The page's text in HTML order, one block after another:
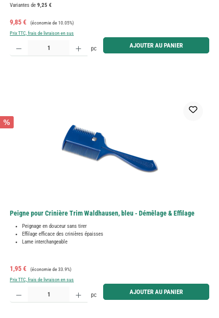
Variantes de 9,25 €
Prix de vente :
9,85 € Prix régulier :
(économie de 10.05%)
Prix TTC, frais de livraison en sus
Quantité de produit : Entrez la quantité souhaitée ou utilisez les boutons pour augmenter ou
pc AJOUTER AU PANIER
%
Peigne pour Crinière Trim Waldhausen, bleu - Démêlage & Effilage
Peignage en douceur sans tirer
Effilage efficace des crinières épaisses
Lame interchangeable
Prix de vente :
1,95 € Prix régulier :
(économie de 33.9%)
Prix TTC, frais de livraison en sus
Quantité de produit : Entrez la quantité souhaitée ou utilisez les boutons pour augmenter ou
pc AJOUTER AU PANIER